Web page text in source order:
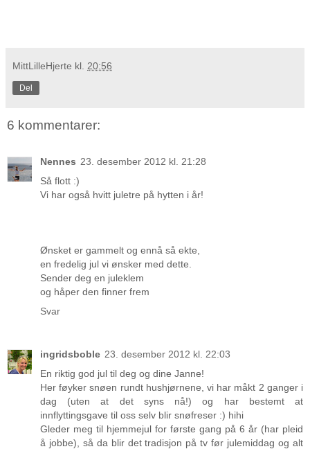
MittLilleHjerte kl. 20:56
Del
6 kommentarer:
Nennes 23. desember 2012 kl. 21:28
Så flott :)
Vi har også hvitt juletre på hytten i år!
Ønsket er gammelt og ennå så ekte,
en fredelig jul vi ønsker med dette.
Sender deg en juleklem
og håper den finner frem
Svar
ingridsboble 23. desember 2012 kl. 22:03
En riktig god jul til deg og dine Janne!
Her føyker snøen rundt hushjørnene, vi har måkt 2 ganger i
dag (uten at det syns nå!) og har bestemt at
innflyttingsgave til oss selv blir snøfreser :) hihi
Gleder meg til hjemmejul for første gang på 6 år (har pleid
å jobbe), så da blir det tradisjon på tv før julemiddag og alt